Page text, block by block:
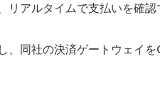
アルタイムで支払いを確
同社の決済ゲートウェイ